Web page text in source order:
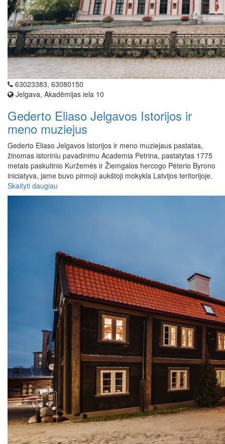
63023383, 63080150
Jelgava, Akadēmijas iela 10
Gederto Eliaso Jelgavos Istorijos ir
meno muziejus
Gederto Eliaso Jelgavos Istorijos ir meno muziejaus pastatas,
žinomas istoriniu pavadinimu Academia Petrina, pastatytas 1775
metais paskutinio Kuržemės ir Žiemgalos hercogo Pėterio Byrono
iniciatyva, jame buvo pirmoji aukštoji mokykla Latvijos teritorijoje.
Skaityti daugiau